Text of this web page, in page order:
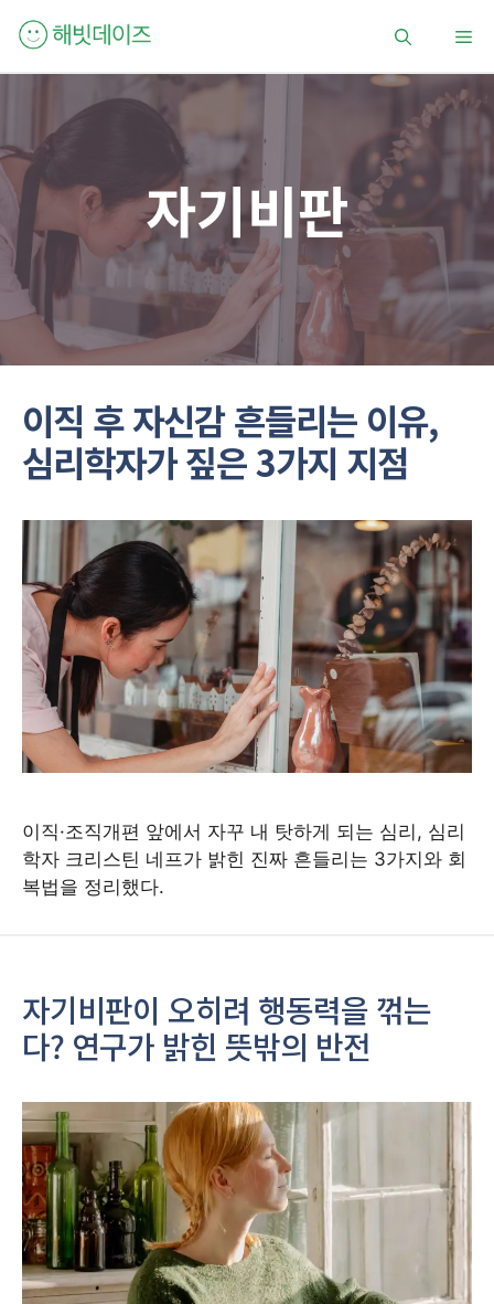
너
뛰
메
뉴
자기비판
이직 후 자신감 흔들리는 이유,
심리학자가 짚은 3가지 지점
이직·조직개편 앞에서 자꾸 내 탓하게 되는 심리, 심리
학자 크리스틴 네프가 밝힌 진짜 흔들리는 3가지와 회
복법을 정리했다.
자기비판이 오히려 행동력을 꺾는
다? 연구가 밝힌 뜻밖의 반전